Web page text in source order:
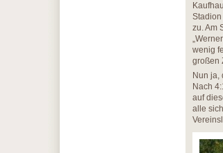
zu. Am
wenig
großen
Nun ja,
Nach
auf
alle